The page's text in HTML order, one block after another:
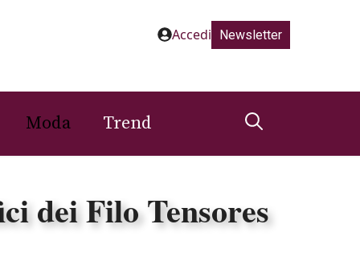
Accedi Newsletter
Moda Trend
dei Filo Tensores